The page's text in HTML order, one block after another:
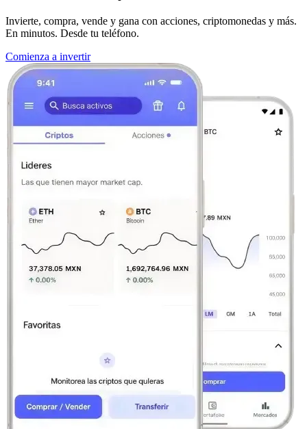
Invierte, compra, vende y gana con acciones, criptomonedas y más.
En minutos. Desde tu teléfono.
Comienza a invertir